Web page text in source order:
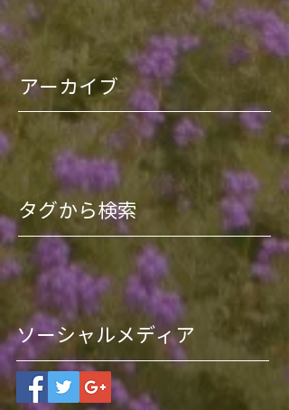
アーカイブ
タグから検索
ソーシャルメディア